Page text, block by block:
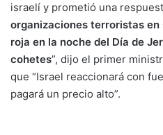
israelí y prometió una
organizaciones terroristas en
roja en la noche del Día de
cohetes”, dijo el primer
que “Israel reaccionará con
pagará un precio alto”.